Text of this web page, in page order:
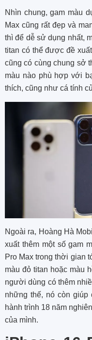
Nhìn chung, gam màu
Max cũng rất đẹp và
thì để dễ sử dụng nhất,
titan có thể được đề
cũng có cùng chung sở
màu nào phù hợp với
thích, cũng như cá tính
Ngoài ra, Hoàng Hà
xuất thêm một số gam
Pro Max trong thời gian
màu đỏ titan hoặc màu
người dùng có thêm
những thế, nó còn giúp
hành trình 18 năm
của mình.